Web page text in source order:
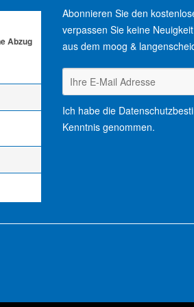
Abzug
Abonnieren Sie den
verpassen Sie keine
aus dem moog &
Ich habe die
Kenntnis genommen.